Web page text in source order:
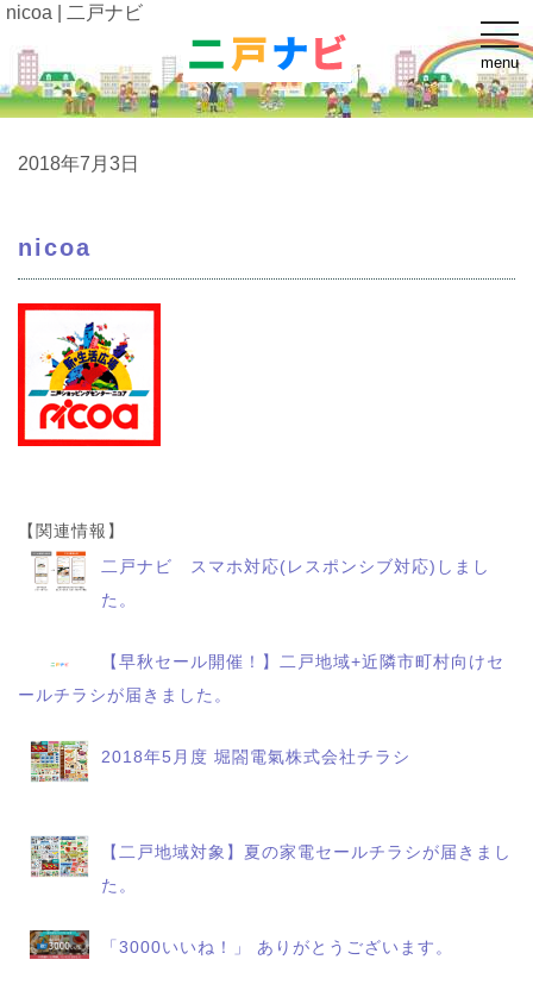
t
o
g
g
l
e
o
menu
nicoa | 二戸ナビ
2018年7月3日
nicoa
【関連情報】
二戸ナビ スマホ対応(レスポンシブ対応)しまし
た。
【早秋セール開催！】二戸地域+近隣市町村向けセ
ールチラシが届きました。
2018年5月度 堀閤電氣株式会社チラシ
【二戸地域対象】夏の家電セールチラシが届きまし
た。
「3000いいね！」 ありがとうございます。